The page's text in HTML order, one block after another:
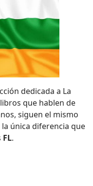
dedicada a La
que hablen de
siguen el mismo
única diferencia que
FL.